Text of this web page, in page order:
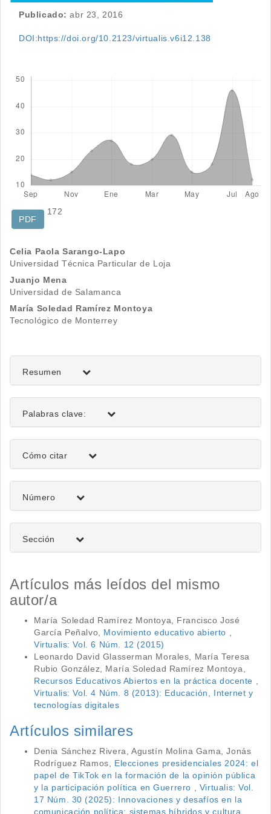
Publicado: abr 23, 2016
DOI:https://doi.org/10.2123/virtualis.v6i12.138
172
PDF
Contenido
principal
del
artículo
Celia Paola Sarango-Lapo
Universidad Técnica Particular de Loja
Juanjo Mena
Universidad de Salamanca
María Soledad Ramírez Montoya
Tecnológico de Monterrey
Resumen
Palabras clave:
Detalles
del
artículo
Cómo citar
Número
Sección
Artículos más leídos del mismo
autor/a
María Soledad Ramírez Montoya, Francisco José
García Peñalvo, Movimiento educativo abierto
Virtualis: Vol. 6 Núm. 12 (2015)
Leonardo David Glasserman Morales, María Teresa
Rubio González, María Soledad Ramírez Montoya,
Recursos Educativos Abiertos en la práctica docente
Virtualis: Vol. 4 Núm. 8 (2013): Educación, Internet y
tecnologías digitales
Artículos similares
Denia Sánchez Rivera, Agustín Molina Gama, Jonás
Rodríguez Ramos, Elecciones presidenciales 2024: el
papel de TikTok en la formación de la opinión pública
y la participación política en Guerrero
Virtualis: Vol.
17 Núm. 30 (2025): Innovaciones y desafíos en la
comunicación política: sistemas híbridos y cultura